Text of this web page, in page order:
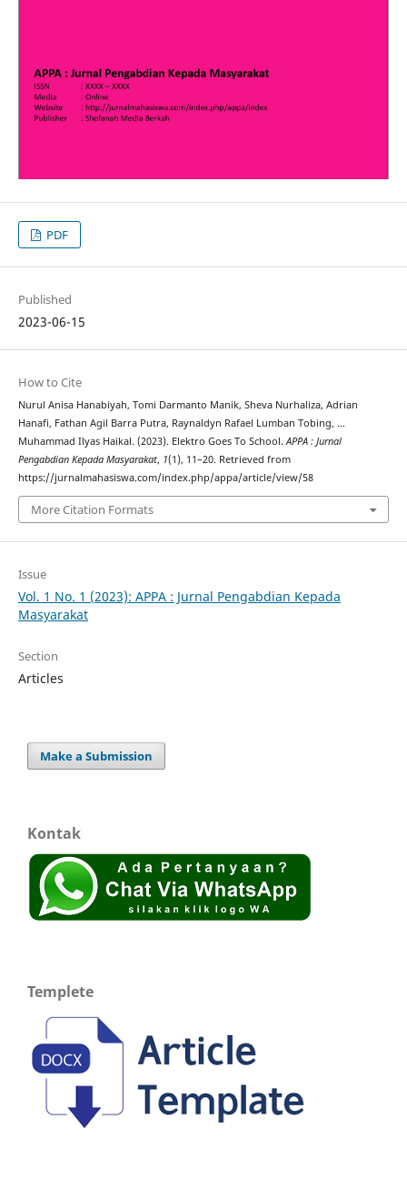
PDF
Published
2023-06-15
How to Cite
Nurul Anisa Hanabiyah, Tomi Darmanto Manik, Sheva Nurhaliza, Adrian
Hanafi, Fathan Agil Barra Putra, Raynaldyn Rafael Lumban Tobing, …
Muhammad Ilyas Haikal. (2023). Elektro Goes To School. APPA : Jurnal
Pengabdian Kepada Masyarakat, 1(1), 11–20. Retrieved from
https://jurnalmahasiswa.com/index.php/appa/article/view/58
More Citation Formats
Issue
Vol. 1 No. 1 (2023): APPA : Jurnal Pengabdian Kepada
Masyarakat
Section
Articles
Make a Submission
Kontak
Templete